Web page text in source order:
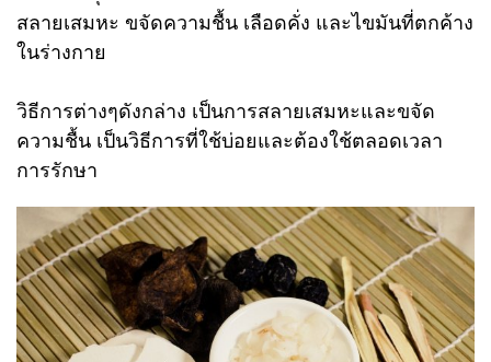
สลายเสมหะ ขจัดความชื้น เลือดคั่ง และไขมันที่ตกค้าง
ในร่างกาย
วิธีการต่างๆดังกล่าง เป็นการสลายเสมหะและขจัด
ความชื้น เป็นวิธีการที่ใช้บ่อยและต้องใช้ตลอดเวลา
การรักษา